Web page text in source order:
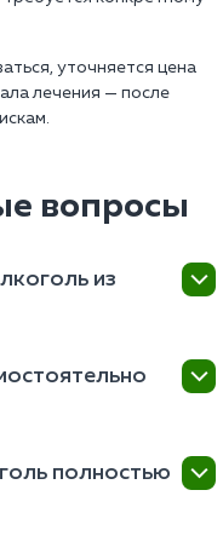
уточняется цена
лечения — после
вопросы
из
инфузионная
условиях
вода, морсы).
уголь,
нет
случае нужно:
полностью